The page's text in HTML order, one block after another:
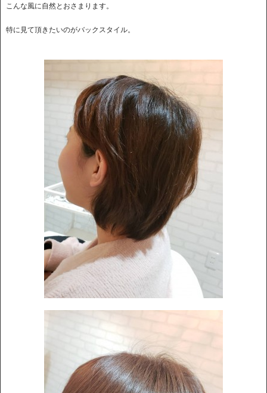
こんな風に自然とおさまります。
特に見て頂きたいのがバックスタイル。